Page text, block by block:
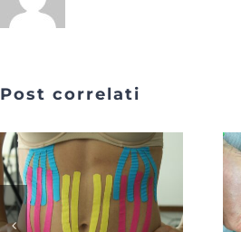
Post correlati